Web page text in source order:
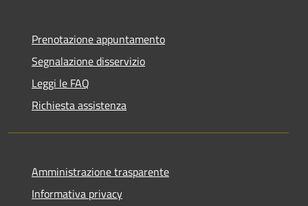
Prenotazione appuntamento
Segnalazione disservizio
Leggi le FAQ
Richiesta assistenza
Amministrazione trasparente
Informativa privacy